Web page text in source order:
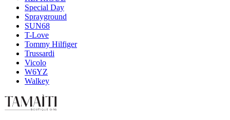
Special Day
Sprayground
SUN68
T-Love
Tommy Hilfiger
Trussardi
Vicolo
W6YZ
Walkey